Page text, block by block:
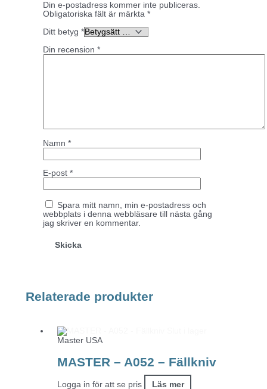
Din e-postadress kommer inte publiceras.
Obligatoriska fält är märkta *
Ditt betyg *
Din recension *
Namn *
E-post *
Spara mitt namn, min e-postadress och
webbplats i denna webbläsare till nästa gång
jag skriver en kommentar.
Relaterade produkter
Master USA
MASTER – A052 – Fällkniv
Logga in för att se pris Läs mer